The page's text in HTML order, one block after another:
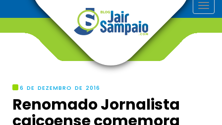
T
o
6 DE DEZEMBRO DE 2016
Renomado Jornalista